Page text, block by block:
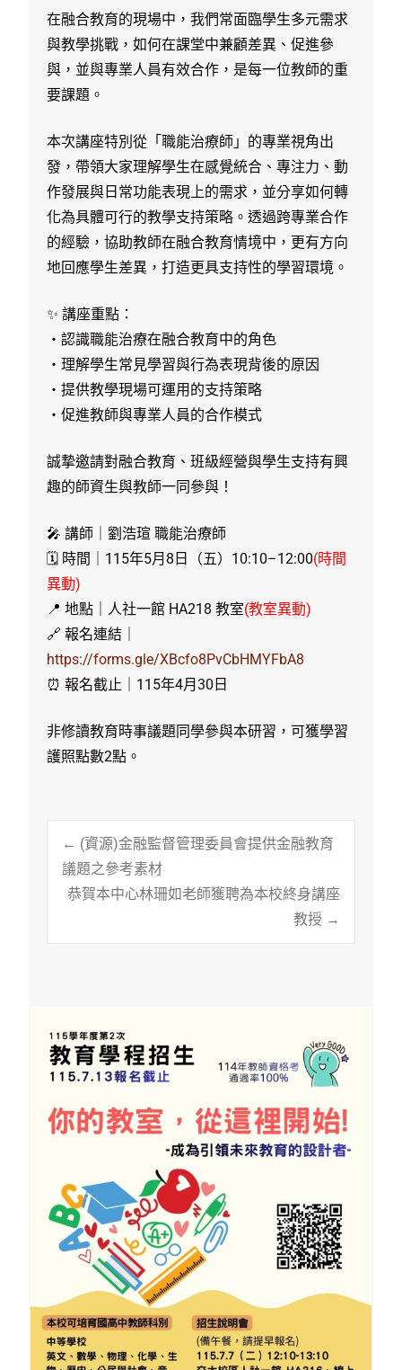
在融合教育的現場中，我們常面臨學生多元需求
與教學挑戰，如何在課堂中兼顧差異、促進參
與，並與專業人員有效合作，是每一位教師的重
要課題。
本次講座特別從「職能治療師」的專業視角出
發，帶領大家理解學生在感覺統合、專注力、動
作發展與日常功能表現上的需求，並分享如何轉
化為具體可行的教學支持策略。透過跨專業合作
的經驗，協助教師在融合教育情境中，更有方向
地回應學生差異，打造更具支持性的學習環境。
✨ 講座重點：
・認識職能治療在融合教育中的角色
・理解學生常見學習與行為表現背後的原因
・提供教學現場可運用的支持策略
・促進教師與專業人員的合作模式
誠摯邀請對融合教育、班級經營與學生支持有興
趣的師資生與教師一同參與！
🎤 講師｜劉浩瑄 職能治療師
🗓 時間｜115年5月8日（五）10:10–12:00(時間
異動)
📍 地點｜人社一館 HA218 教室(教室異動)
🔗 報名連結｜
https://forms.gle/XBcfo8PvCbHMYFbA8
⏰ 報名截止｜115年4月30日
非修讀教育時事議題同學參與本研習，可獲學習
護照點數2點。
Post
navigation
← (資源)金融監督管理委員會提供金融教育
議題之參考素材
恭賀本中心林珊如老師獲聘為本校終身講座
教授 →